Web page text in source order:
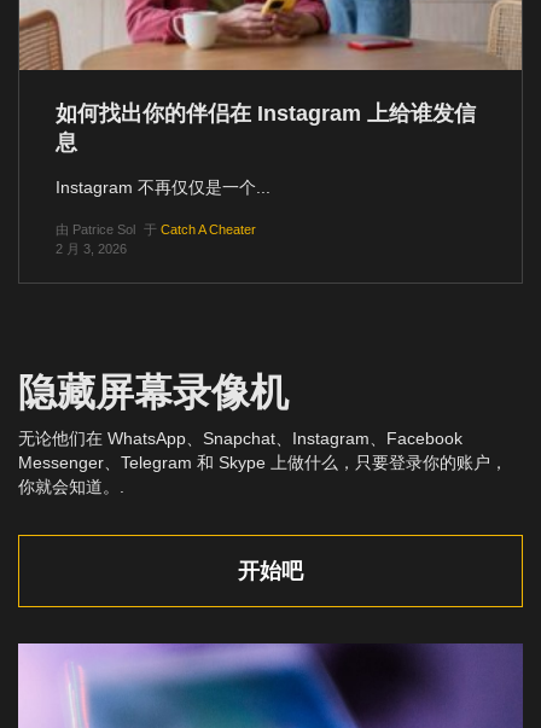
如何找出你的伴侣在 Instagram 上给谁发信
息
Instagram 不再仅仅是一个...
由 Patrice Sol 于 Catch A Cheater
2 月 3, 2026
隐藏屏幕录像机
无论他们在 WhatsApp、Snapchat、Instagram、Facebook
Messenger、Telegram 和 Skype 上做什么，只要登录你的账户，
你就会知道。.
开始吧